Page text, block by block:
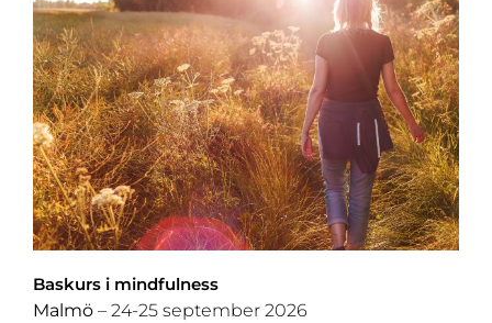
Baskurs i mindfulness
Malmö– 24-25 september 2026